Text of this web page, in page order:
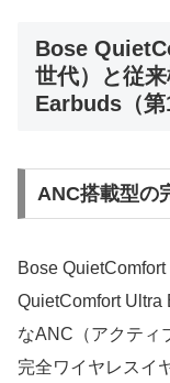
Bose
世代）と従
Earbuds（第
ANC搭載型の
Bose
QuietComfort Ultra
なANC（アクティ
完全ワイヤレスイ